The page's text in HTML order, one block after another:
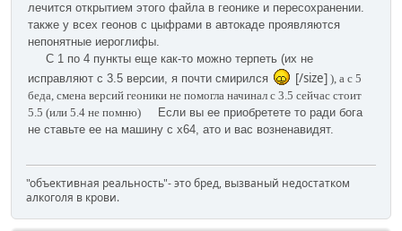
лечится открытием этого файла в геонике и пересохранении.
также у всех геонов с цыфрами в автокаде проявляются
непонятные иероглифы.
С 1 по 4 пункты еще как-то можно терпеть (их не
исправляют с 3.5 версии, я почти смирился
[/size] ), а с 5
беда, смена версий геоники не помогла начинал с 3.5 сейчас стоит
5.5 (или 5.4 не помню)
Если вы ее приобретете то ради бога
не ставьте ее на машину с х64, ато и вас возненавидят.
"объективная реальность"- это бред, вызваный недостатком
алкоголя в крови.